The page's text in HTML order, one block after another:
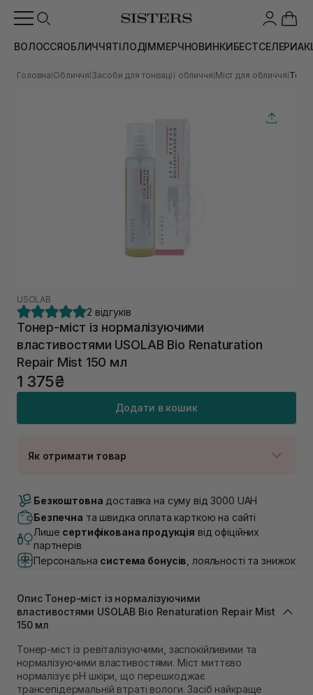
ВОЛОССЯОБЛИЧЧЯТІЛОДІММЕРЧНОВИНКИБЕСТСЕЛЕРИ
Головна Обличчя Засоби для тонізації обличчя Міст для обличчя
USOLAB
2 відгуків
Тонер-міст із нормалізуючими
властивостями USOLAB Bio Renaturation
Repair Mist 150 мл
1 375₴
Додати в кошик
Як отримати товар
В наявності
Самовивіз м. Луцьк, вул. Винниченка 4
В наявності
Самовивіз м. Львів, вул. Академіка Підстригача, 1В
(Duck’s Lake)
В наявності
В наявності
Самовивіз м. Львів, вул. Степана Бандери 45
В наявності
Самовивіз м. Рівне, вул. Кулика і Гудачека 23 (ТЦ
Екватор)
Безкоштовна доставка на суму від 3000 UAH
Безпечна та швидка оплата карткою на сайті
Лише сертифікована продукція від офіційних
партнерів
Персональна система бонусів , лояльності та знижок
Опис Тонер-міст із нормалізуючими
властивостями USOLAB Bio Renaturation Repair Mist
150 мл
Тонер-міст із ревіталізуючими, заспокійливими та
нормалізуючими властивостями. Міст миттєво
нормалізує pH шкіри, що перешкоджає
трансепідермальній втраті вологи. Засіб найкраще